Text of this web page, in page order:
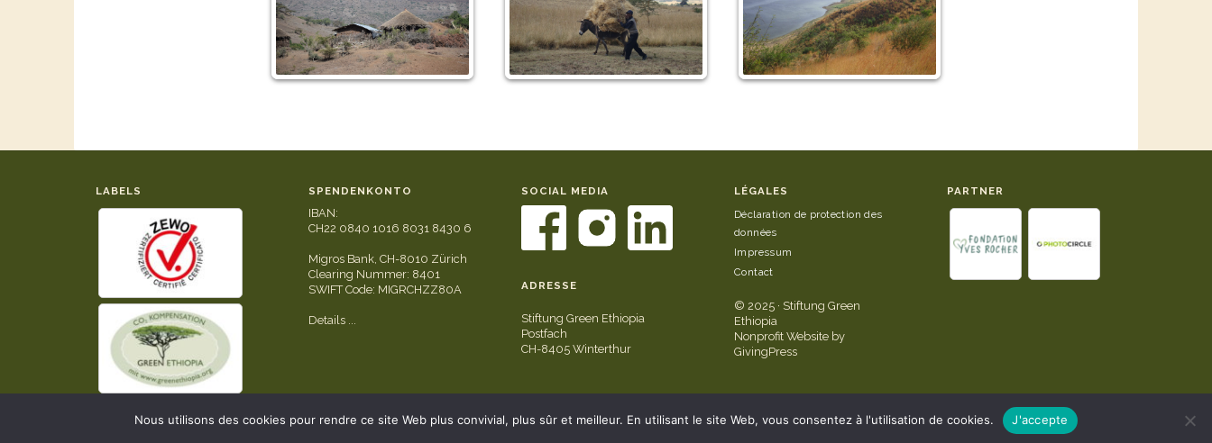
LABELS SPENDENKONTO
IBAN:
CH22 0840 1016 8031 8430 6
Migros Bank, CH-8010 Zürich
Clearing Nummer: 8401
SWIFT Code: MIGRCHZZ80A
Details ...
SOCIAL MEDIA
ADRESSE
Stiftung Green Ethiopia
Postfach
CH-8405 Winterthur
LÉGALES
Déclaration de protection des
données
Impressum
Contact
© 2025 · Stiftung Green
Ethiopia
Nonprofit Website by
GivingPress
PARTNER
Nous utilisons des cookies pour rendre ce site Web plus convivial, plus sûr et meilleur. En utilisant le site Web, vous consentez à l'utilisation de cookies. J'accepte